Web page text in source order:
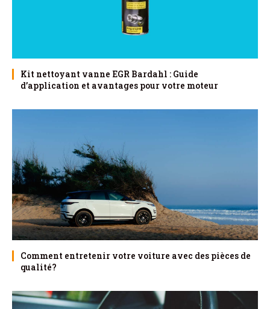
Kit nettoyant vanne EGR Bardahl : Guide
d’application et avantages pour votre moteur
Comment entretenir votre voiture avec des pièces de
qualité?